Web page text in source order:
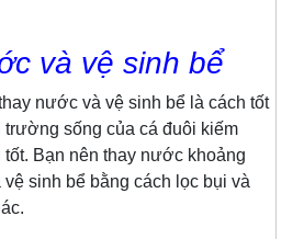
và vệ sinh bể
nước và vệ sinh bể là cách tốt
trường sống của cá đuôi kiếm
tốt. Bạn nên thay nước khoảng
vệ sinh bể bằng cách lọc bụi và